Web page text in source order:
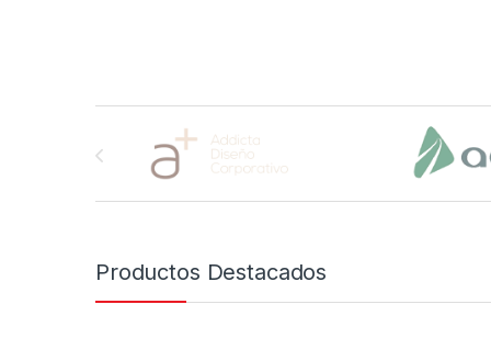
Brands Carousel
Productos Destacados